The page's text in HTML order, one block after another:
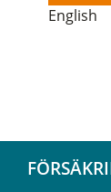
English